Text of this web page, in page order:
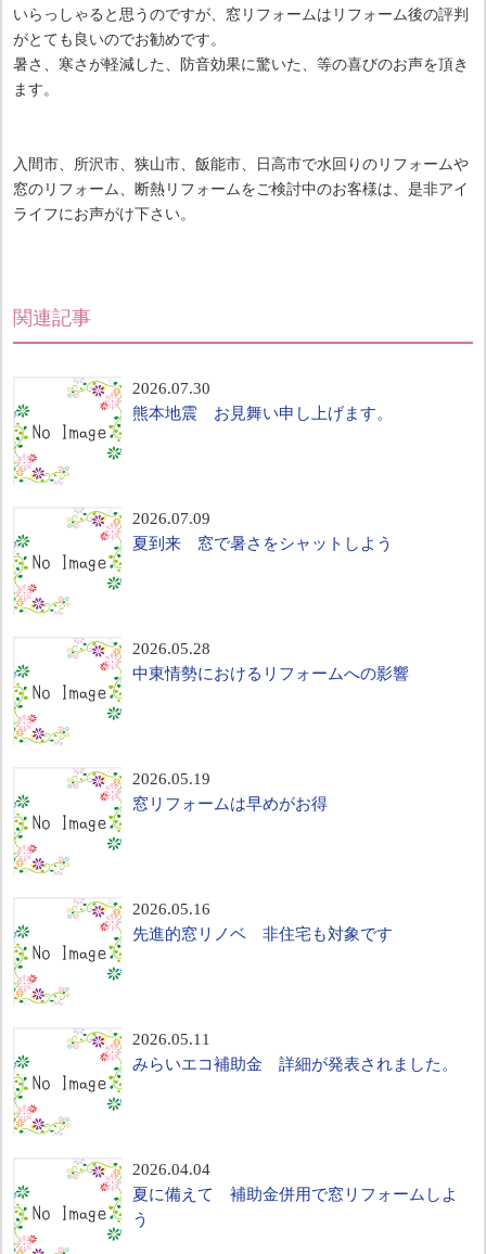
いらっしゃると思うのですが、窓リフォームはリフォーム後の評判
がとても良いのでお勧めです。
暑さ、寒さが軽減した、防音効果に驚いた、等の喜びのお声を頂き
ます。
入間市、所沢市、狭山市、飯能市、日高市で水回りのリフォームや
窓のリフォーム、断熱リフォームをご検討中のお客様は、是非アイ
ライフにお声がけ下さい。
関連記事
2026.07.30
熊本地震 お見舞い申し上げます。
2026.07.09
夏到来 窓で暑さをシャットしよう
2026.05.28
中東情勢におけるリフォームへの影響
2026.05.19
窓リフォームは早めがお得
2026.05.16
先進的窓リノベ 非住宅も対象です
2026.05.11
みらいエコ補助金 詳細が発表されました。
2026.04.04
夏に備えて 補助金併用で窓リフォームしよ
う